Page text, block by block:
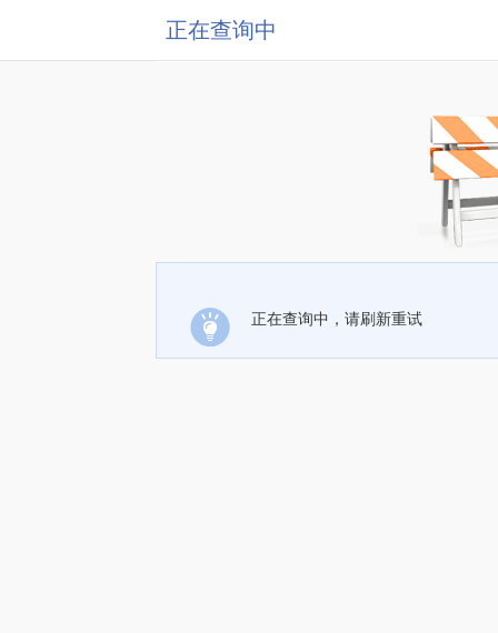
正在查询中
正在查询中，请刷新重试